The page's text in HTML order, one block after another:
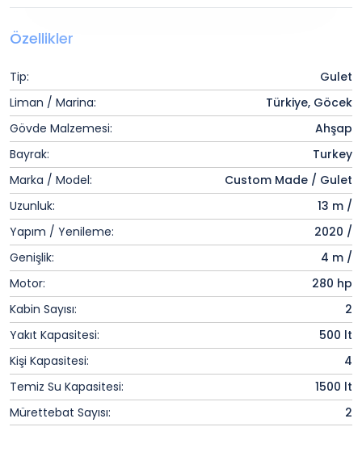
Özellikler
Tip:
Gulet
Liman / Marina:
Türkiye, Göcek
Gövde Malzemesi:
Ahşap
Bayrak:
Turkey
Marka / Model:
Custom Made / Gulet
Uzunluk:
13 m /
Yapım / Yenileme:
2020 /
Genişlik:
4 m /
Motor:
280 hp
Kabin Sayısı:
2
Yakıt Kapasitesi:
500 lt
Kişi Kapasitesi:
4
Temiz Su Kapasitesi:
1500 lt
Mürettebat Sayısı:
2